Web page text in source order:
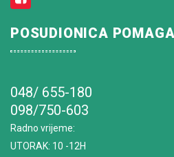
POSUDIONICA
048/ 655-180
098/750-603
Radno vrijeme:
UTORAK: 10 -12H